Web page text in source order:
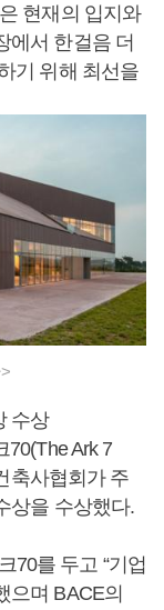
현재의 입지와
에서 한걸음 더
기 위해 최선을
수상
70(The Ark 7
축사협회가 주
상을 수상했다.
70를 두고 “기업
으며 BACE의